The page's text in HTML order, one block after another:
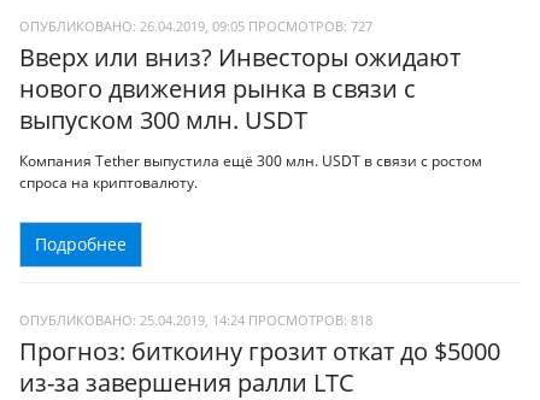
ОПУБЛИКОВАНО: 26.04.2019, 09:05 ПРОСМОТРОВ: 727
Вверх или вниз? Инвесторы ожидают
нового движения рынка в связи с
выпуском 300 млн. USDT
Компания Tether выпустила ещё 300 млн. USDT в связи с ростом
спроса на криптовалюту.
Подробнее
ОПУБЛИКОВАНО: 25.04.2019, 14:24 ПРОСМОТРОВ: 818
Прогноз: биткоину грозит откат до $5000
из-за завершения ралли LTC